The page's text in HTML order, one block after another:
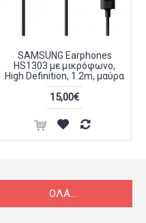
SAMSUNG Earphones
HS1303 με μικρόφωνο,
High Definition, 1.2m, μαύρα
15,00€
ΌΛΑ...